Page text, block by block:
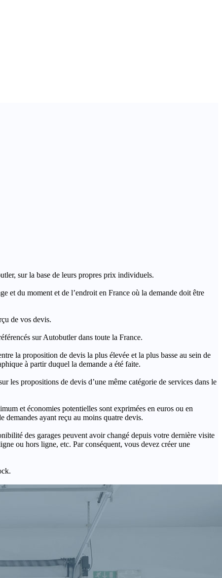
sur la base de leurs propres prix individuels.
et du moment et de l’endroit en France où la demande doit être
de vos devis.
sur Autobutler dans toute la France.
la proposition de devis la plus élevée et la plus basse au sein de
à partir duquel la demande a été faite.
propositions de devis d’une même catégorie de services dans le
et économies potentielles sont exprimées en euros ou en
demandes ayant reçu au moins quatre devis.
des garages peuvent avoir changé depuis votre dernière visite
ou hors ligne, etc. Par conséquent, vous devez créer une